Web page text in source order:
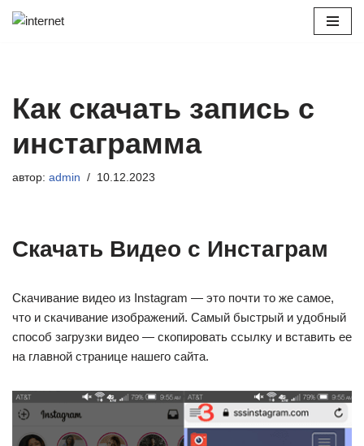
Как скачать запись с
инстаграмма
автор: admin 10.12.2023
Скачать Видео с Инстаграм
Скачивание видео из Instagram — это почти то же самое,
что и скачивание изображений. Самый быстрый и удобный
способ загрузки видео — скопировать ссылку и вставить ее
на главной странице нашего сайта.